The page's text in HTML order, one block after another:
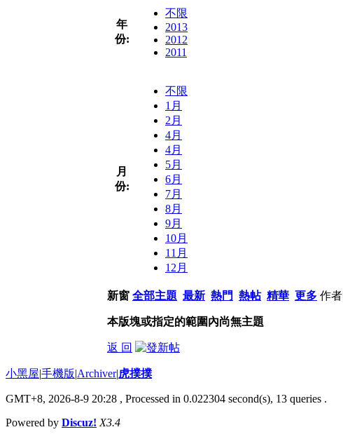
年
份:
不限
2013
2012
2011
月
份:
不限
1月
2月
4月
4月
5月
6月
7月
8月
9月
10月
11月
12月
新窗 全部主題 最新 熱門 熱帖 精華 更多 作者
本版塊或指定的範圍內尚無主題
返 回
小黑屋|手機版|Archiver|虎撲撲
GMT+8, 2026-8-9 20:28 , Processed in 0.022304 second(s), 13 queries .
Powered by Discuz! X3.4